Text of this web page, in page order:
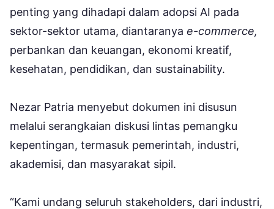
penting yang dihadapi dalam adopsi AI pada
sektor-sektor utama, diantaranya e-commerce,
perbankan dan keuangan, ekonomi kreatif,
kesehatan, pendidikan, dan sustainability.
Nezar Patria menyebut dokumen ini disusun
melalui serangkaian diskusi lintas pemangku
kepentingan, termasuk pemerintah, industri,
akademisi, dan masyarakat sipil.
“Kami undang seluruh stakeholders, dari industri,